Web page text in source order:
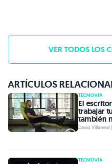
VER TODOS LOS
ARTÍCULOS
TECMOVIA
El
trabajar
también
David Villarreal
TECMOVIA